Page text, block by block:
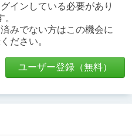
インしている必要があり
。
みでない方はこの機会に
ださい。
ユーザー登録（無料）